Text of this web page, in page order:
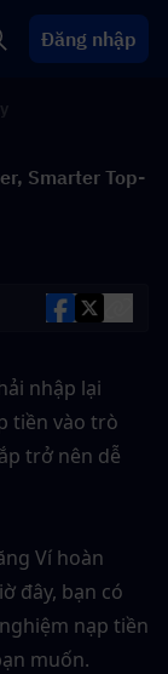
Đăng nhập
Smarter Top-
nhập lại
tiền vào trò
trở nên dễ
Ví hoàn
đây, bạn có
nạp tiền
muốn.